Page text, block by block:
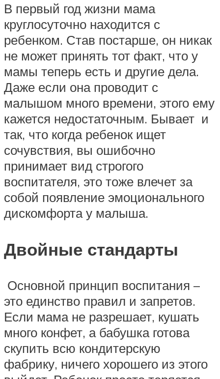
В первый год жизни мама
круглосуточно находится с
ребенком. Став постарше, он никак
не может принять тот факт, что у
мамы теперь есть и другие дела.
Даже если она проводит с
малышом много времени, этого ему
кажется недостаточным. Бывает и
так, что когда ребенок ищет
сочувствия, вы ошибочно
принимает вид строгого
воспитателя, это тоже влечет за
собой появление эмоционального
дискомфорта у малыша.
Двойные стандарты
Основной принцип воспитания –
это единство правил и запретов.
Если мама не разрешает, кушать
много конфет, а бабушка готова
скупить всю кондитерскую
фабрику, ничего хорошего из этого